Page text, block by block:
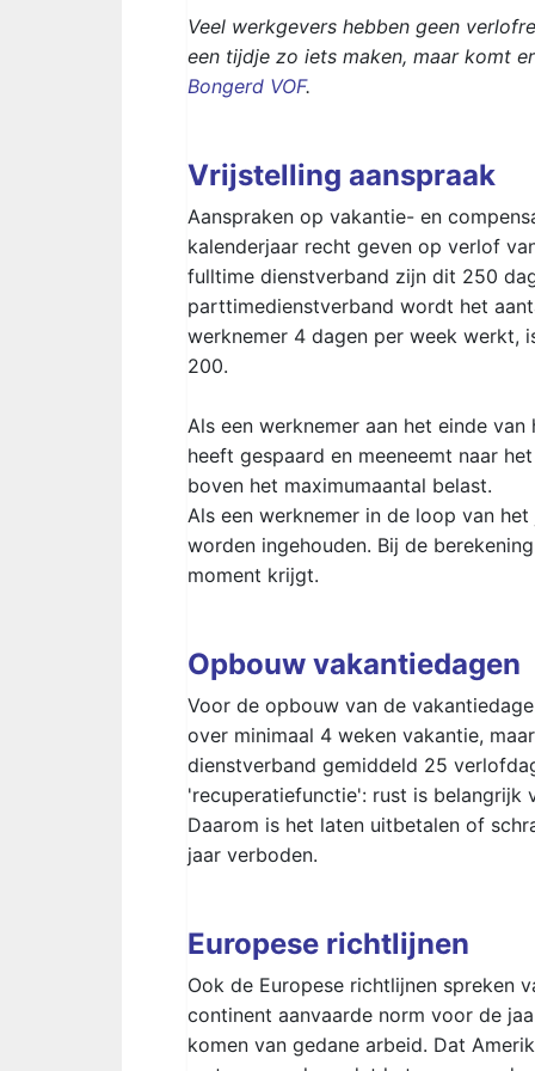
Veel werkgevers hebben geen
een tijdje zo iets maken, maar komt
Bongerd VOF.
Vrijstelling aanspraak
Aanspraken op vakantie- en
kalenderjaar recht geven op verlof
fulltime dienstverband zijn dit 250
parttimedienstverband wordt het
werknemer 4 dagen per week werkt,
200.
Als een werknemer aan het einde
heeft gespaard en meeneemt naar
boven het maximumaantal belast.
Als een werknemer in de loop van
worden ingehouden. Bij de
moment krijgt.
Opbouw vakantiedagen
Voor de opbouw van de
over minimaal 4 weken vakantie,
dienstverband gemiddeld 25
'recuperatiefunctie': rust is belangrijk
Daarom is het laten uitbetalen of
jaar verboden.
Europese richtlijnen
Ook de Europese richtlijnen spreken
continent aanvaarde norm voor de
komen van gedane arbeid. Dat